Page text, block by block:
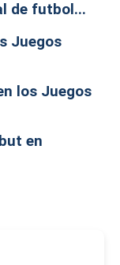
de futbol...
Juegos
los Juegos
en